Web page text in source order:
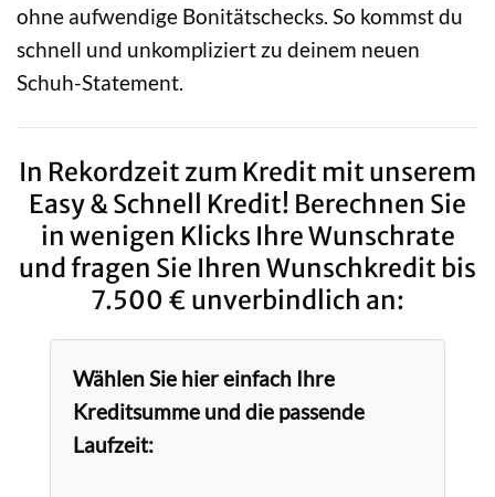
ohne aufwendige Bonitätschecks. So kommst du
schnell und unkompliziert zu deinem neuen
Schuh-Statement.
In Rekordzeit zum Kredit mit unserem
Easy & Schnell Kredit! Berechnen Sie
in wenigen Klicks Ihre Wunschrate
und fragen Sie Ihren Wunschkredit bis
7.500 € unverbindlich an:
Wählen Sie hier einfach Ihre
Kreditsumme und die passende
Laufzeit: